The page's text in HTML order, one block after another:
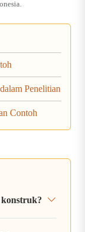
Penelitian
Contoh